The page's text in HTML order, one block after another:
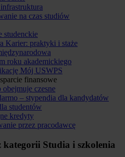
na czas studiów
studenckie
Karier: praktyki i staże
roku akademickiego
Mój USWPS
finansowe
obejmuje czesne
– stypendia dla kandydatów
studentów
kredyty
przez pracodawcę
kategorii Studia i szkolenia